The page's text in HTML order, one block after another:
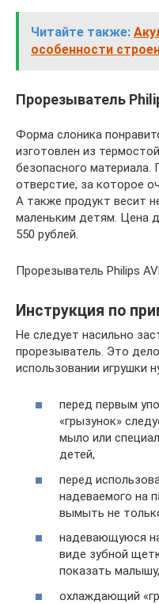
Читайте также:
особенности
Прорезыватель
Форма слоника
изготовлен из
безопасного материала.
отверстие, за которое
А также продукт весит
маленьким детям. Цена
550 рублей.
Прорезыватель Philips
Инструкция по
Не следует насильно
прорезыватель. Это
использовании игрушки
перед первым
«грызунок»
мыло или
детей,
перед
надеваемого на
вымыть не
надевающуюся
виде зубной
показать
охлаждающий